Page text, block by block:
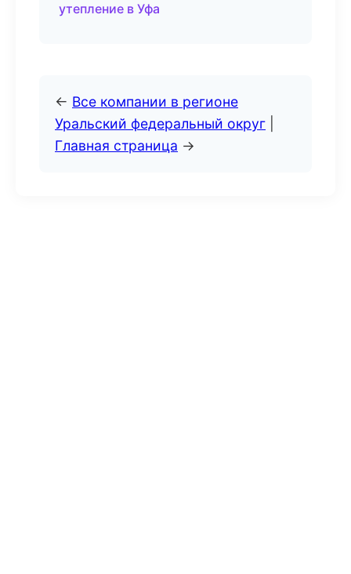
утепление в Уфа
← Все компании в регионе
Уральский федеральный округ
Главная страница →